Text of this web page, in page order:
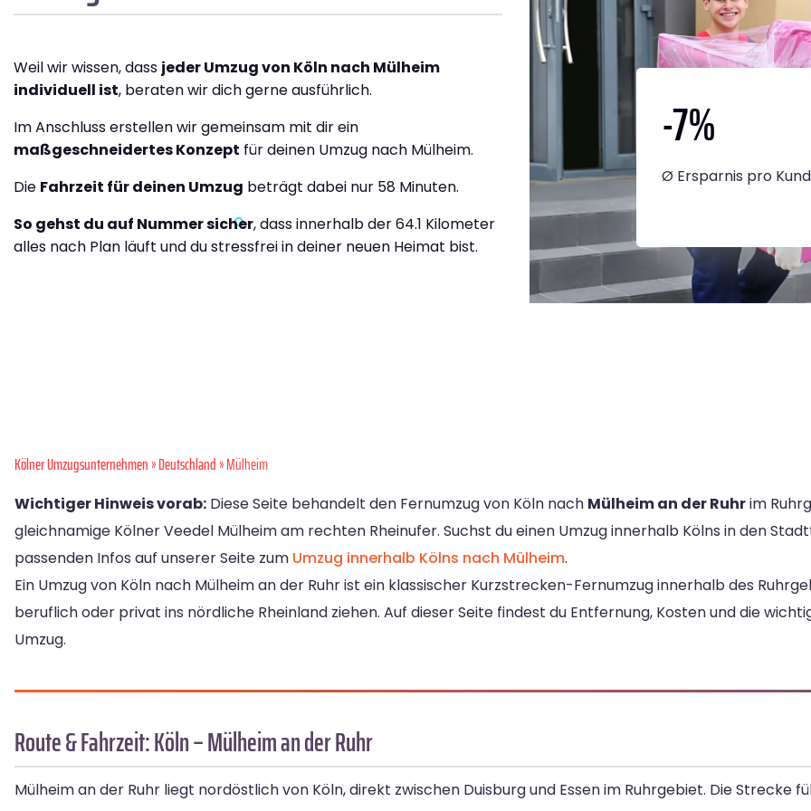
Weil wir wissen, dass jeder Umzug von Köln nach Mülheim
individuell ist, beraten wir dich gerne ausführlich.
Im Anschluss erstellen wir gemeinsam mit dir ein
maßgeschneidertes Konzept für deinen Umzug nach Mülheim.
Die Fahrzeit für deinen Umzug beträgt dabei nur 58 Minuten.
So gehst du auf Nummer sicher, dass innerhalb der 64.1 Kilometer
alles nach Plan läuft und du stressfrei in deiner neuen Heimat bist.
-7%
Ø Ersparnis pro
Kölner Umzugsunternehmen»Deutschland» Mülheim
Wichtiger Hinweis vorab: Diese Seite behandelt den Fernumzug von Köln nach Mülheim an der Ruhrim
gleichnamige Kölner Veedel Mülheim am rechten Rheinufer. Suchst du einen Umzug innerhalb Kölns in den
passenden Infos auf unserer Seite zum Umzug innerhalb Kölns nach Mülheim.
Ein Umzug von Köln nach Mülheim an der Ruhr ist ein klassischer Kurzstrecken-Fernumzug innerhalb des
beruflich oder privat ins nördliche Rheinland ziehen. Auf dieser Seite findest du Entfernung, Kosten und die
Umzug.
Route & Fahrzeit: Köln – Mülheim an der Ruhr
Mülheim an der Ruhr liegt nordöstlich von Köln, direkt zwischen Duisburg und Essen im Ruhrgebiet. Die Strecke